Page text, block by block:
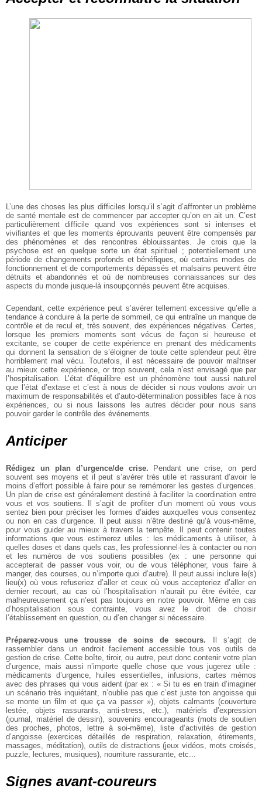
L’une des choses les plus difficiles lorsqu’il s’agit d’affronter un problème
de santé mentale est de commencer par accepter qu’on en ait un. C’est
particulièrement difficile quand vos expériences sont si intenses et
vivifiantes et que les moments éprouvants peuvent être compensés par
des phénomènes et des rencontres éblouissantes. Je crois que la
psychose est en quelque sorte un état spirituel ; potentiellement une
période de changements profonds et bénéfiques, où certains modes de
fonctionnement et de comportements dépassés et malsains peuvent être
détruits et abandonnés et où de nombreuses connaissances sur des
aspects du monde jusque-là insoupçonnés peuvent être acquises.
Cependant, cette expérience peut s’avérer tellement excessive qu’elle a
tendance à conduire à la perte de sommeil, ce qui entraîne un manque de
contrôle et de recul et, très souvent, des expériences négatives. Certes,
lorsque les premiers moments sont vécus de façon si heureuse et
excitante, se couper de cette expérience en prenant des médicaments
qui donnent la sensation de s’éloigner de toute cette splendeur peut être
horriblement mal vécu. Toutefois, il est nécessaire de pouvoir maîtriser
au mieux cette expérience, or trop souvent, cela n’est envisagé que par
l’hospitalisation. L’état d’équilibre est un phénomène tout aussi naturel
que l’état d’extase et c’est à nous de décider si nous voulons avoir un
maximum de responsabilités et d’auto-détermination possibles face à nos
expériences, ou si nous laissons les autres décider pour nous sans
pouvoir garder le contrôle des événements.
Anticiper
Rédigez un plan d’urgence/de crise. Pendant une crise, on perd
souvent ses moyens et il peut s’avérer très utile et rassurant d’avoir le
moins d’effort possible à faire pour se remémorer les gestes d’urgences.
Un plan de crise est généralement destiné à faciliter la coordination entre
vous et vos soutiens. Il s’agit de profiter d’un moment où vous vous
sentez bien pour préciser les formes d’aides auxquelles vous consentez
ou non en cas d’urgence. Il peut aussi n’être destiné qu’à vous-même,
pour vous guider au mieux à travers la tempête. Il peut contenir toutes
informations que vous estimerez utiles : les médicaments à utiliser, à
quelles doses et dans quels cas, les professionnel·les à contacter ou non
et les numéros de vos soutiens possibles (ex : une personne qui
accepterait de passer vous voir, ou de vous téléphoner, vous faire à
manger, des courses, ou n’importe quoi d’autre). Il peut aussi inclure le(s)
lieu(x) où vous refuseriez d’aller et ceux où vous accepteriez d’aller en
dernier recourt, au cas où l’hospitalisation n’aurait pu être évitée, car
malheureusement ça n’est pas toujours en notre pouvoir. Même en cas
d’hospitalisation sous contrainte, vous avez le droit de choisir
l’établissement en question, ou d’en changer si nécessaire.
Préparez-vous une trousse de soins de secours. Il s’agit de
rassembler dans un endroit facilement accessible tous vos outils de
gestion de crise. Cette boîte, tiroir, ou autre, peut donc contenir votre plan
d’urgence, mais aussi n’importe quelle chose que vous jugerez utile :
médicaments d’urgence, huiles essentielles, infusions, cartes mémos
avec des phrases qui vous aident (par ex : « Si tu es en train d’imaginer
un scénario très inquiétant, n’oublie pas que c’est juste ton angoisse qui
se monte un film et que ça va passer »), objets calmants (couverture
lestée, objets rassurants, anti-stress, etc.), matériels d’expression
(journal, matériel de dessin), souvenirs encourageants (mots de soutien
des proches, photos, lettre à soi-même), liste d’activités de gestion
d’angoisse (exercices détaillés de respiration, relaxation, étirements,
massages, méditation), outils de distractions (jeux vidéos, mots croisés,
puzzle, lectures, musiques), nourriture rassurante, etc...
Signes avant-coureurs